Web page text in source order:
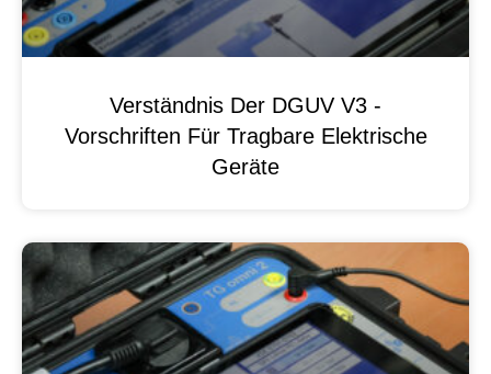
Verständnis Der DGUV V3 -
Vorschriften Für Tragbare Elektrische
Geräte